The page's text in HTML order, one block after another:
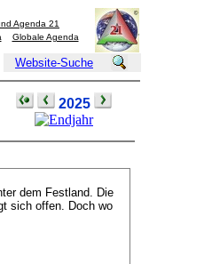
Agenda 21
Globale Agenda
Website-Suche
2025
dem Festland. Die
sich offen. Doch wo